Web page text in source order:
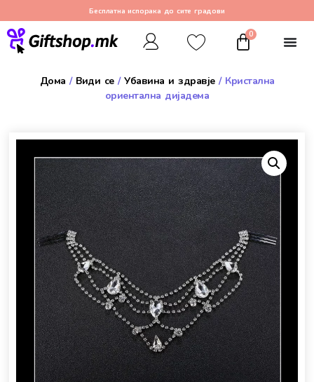
Бесплатна испорака до сите градови
0
Дома / Види се/ Убавина и здравје/ Кристална
ориентална дијадема